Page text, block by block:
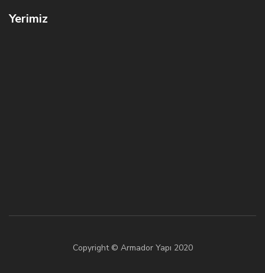
Yerimiz
Copyright © Armador Yapı 2020